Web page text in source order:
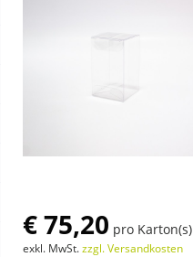
€ 75,20 pro Karton(s)
exkl. MwSt.zzgl. Versandkosten